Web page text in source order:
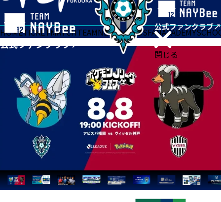
閉じる
HOMETICKETMATCHTEAMNEWSGOODSFANACADEMY